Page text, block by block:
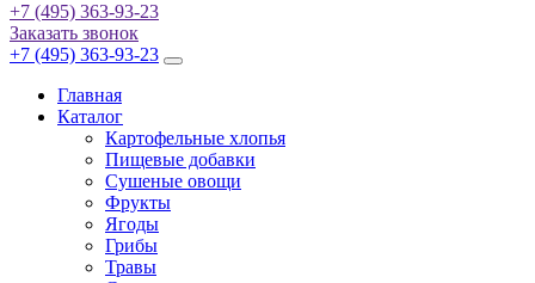
+7 (495) 363-93-23
Заказать звонок
+7 (495) 363-93-23
Главная
Каталог
Картофельные хлопья
Пищевые добавки
Сушеные овощи
Фрукты
Ягоды
Грибы
Травы